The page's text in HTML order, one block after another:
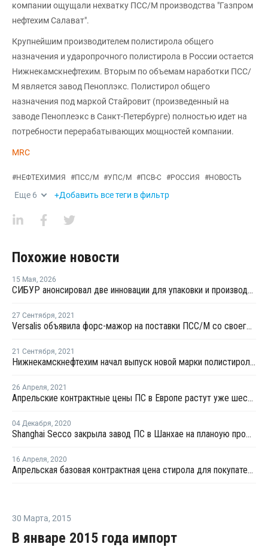
компании ощущали нехватку ПСС/М производства "Газпром
нефтехим Салават".
Крупнейшим производителем полистирола общего
назначения и ударопрочного полистирола в России остается
Нижнекамскнефтехим. Вторым по объемам наработки ПСС/
М является завод Пеноплэкс. Полистирол общего
назначения под маркой Стайровит (произведенный на
заводе Пеноплеэкс в Санкт-Петербурге) полностью идет на
потребности перерабатывающих мощностей компании.
MRC
#НЕФТЕХИМИЯ #ПСС/М #УПС/М #ПСВ-С #РОССИЯ #НОВОСТЬ
Еще 6 +Добавить все теги в фильтр
Похожие новости
15 Мая, 2026
СИБУР анонсировал две инновации для упаковки и производства бытовой техники
27 Сентября, 2021
Versalis объявила форс-мажор на поставки ПСС/М со своего завода в Мантуе
21 Сентября, 2021
Нижнекамскнефтехим начал выпуск новой марки полистирола для пищевой упаковки
26 Апреля, 2021
Апрельские контрактные цены ПС в Европе растут уже шестой месяц подряд
04 Декабря, 2020
Shanghai Secco закрыла завод ПС в Шанхае на планоую профилактику
16 Апреля, 2020
Апрельская базовая контрактная цена стирола для покупателей в Европе упала на EUR315 за тонну
30 Марта, 2015
В январе 2015 года импорт